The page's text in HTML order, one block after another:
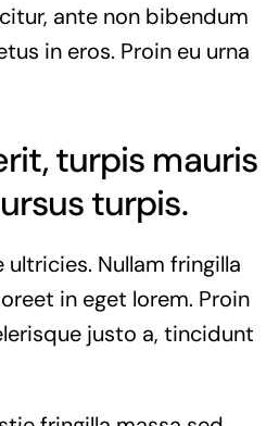
ante non bibendum
in eros. Proin eu urna
turpis mauris
turpis.
Nullam fringilla
in eget lorem. Proin
justo a, tincidunt